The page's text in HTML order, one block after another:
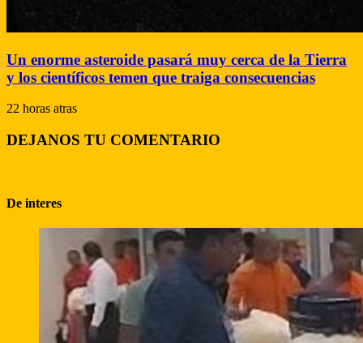
Un enorme asteroide pasará muy cerca de la Tierra
y los científicos temen que traiga consecuencias
22 horas atras
DEJANOS TU COMENTARIO
De interes